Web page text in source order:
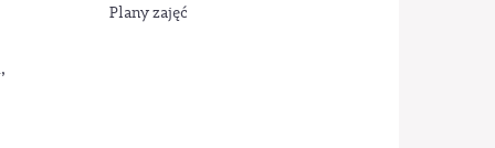
Plany zajęć